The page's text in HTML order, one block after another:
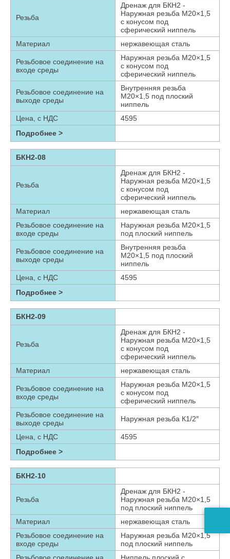
Резьба
Дренаж для БКН2 -
Наружная резьба М20×1,5
с конусом под
сферический ниппель
Материал
нержавеющая сталь
Резьбовое соединение на
входе среды
Наружная резьба М20×1,5
с конусом под
сферический ниппель
Резьбовое соединение на
выходе среды
Внутренняя резьба
М20×1,5 под плоский
ниппель
Цена, с НДС
4595
Подробнее >
БКН2-08
Резьба
Дренаж для БКН2 -
Наружная резьба М20×1,5
с конусом под
сферический ниппель
Материал
нержавеющая сталь
Резьбовое соединение на
входе среды
Наружная резьба М20×1,5
под плоский ниппель
Резьбовое соединение на
выходе среды
Внутренняя резьба
М20×1,5 под плоский
ниппель
Цена, с НДС
4595
Подробнее >
БКН2-09
Резьба
Дренаж для БКН2 -
Наружная резьба М20×1,5
с конусом под
сферический ниппель
Материал
нержавеющая сталь
Резьбовое соединение на
входе среды
Наружная резьба М20×1,5
с конусом под
сферический ниппель
Резьбовое соединение на
выходе среды
Наружная резьба К1/2″
Цена, с НДС
4595
Подробнее >
БКН2-10
Резьба
Дренаж для БКН2 -
Наружная резьба М20×1,5
под плоский ниппель
Материал
нержавеющая сталь
Резьбовое соединение на
входе среды
Наружная резьба М20×1,5
под плоский ниппель
Резьбовое соединение на
Ниппель плоский с